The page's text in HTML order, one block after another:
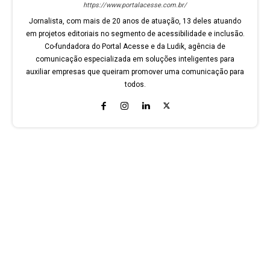
https://www.portalacesse.com.br/
Jornalista, com mais de 20 anos de atuação, 13 deles atuando
em projetos editoriais no segmento de acessibilidade e inclusão.
Co-fundadora do Portal Acesse e da Ludik, agência de
comunicação especializada em soluções inteligentes para
auxiliar empresas que queiram promover uma comunicação para
todos.